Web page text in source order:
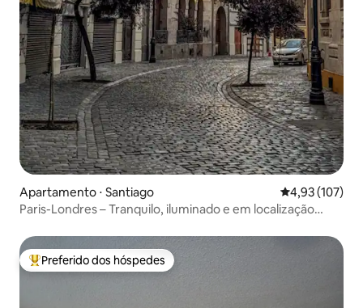
Apartamento ⋅ Santiago 4,93 de uma
4,93 (107)
Paris-Londres – Tranquilo, iluminado e em localização
Entre os melhores preferidos dos hóspedes
Preferido dos hóspedes